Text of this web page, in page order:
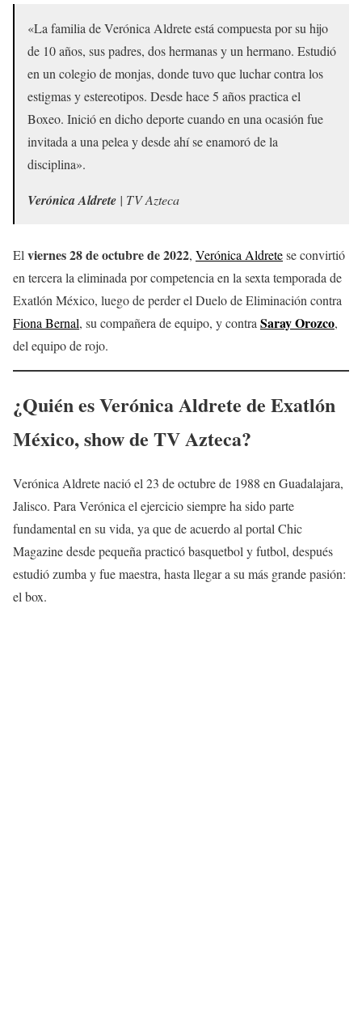
«La familia de Verónica Aldrete está compuesta por su hijo
de 10 años, sus padres, dos hermanas y un hermano. Estudió
en un colegio de monjas, donde tuvo que luchar contra los
estigmas y estereotipos. Desde hace 5 años practica el
Boxeo. Inició en dicho deporte cuando en una ocasión fue
invitada a una pelea y desde ahí se enamoró de la
disciplina».
Verónica Aldrete | TV Azteca
El viernes28de octubrede 2022, Verónica Aldretese convirtió
en tercera la eliminada por competencia en la sexta temporada de
Exatlón México, luego de perder el Duelo de Eliminación contra
Fiona Bernal, su compañera de equipo, y contra Saray Orozco,
del equipo de rojo.
¿Quién esVerónica Aldrete de Exatlón
México, show de TV Azteca?
Verónica Aldrete nació el 23 de octubre de 1988 en Guadalajara,
Jalisco. Para Verónica el ejercicio siempre ha sido parte
fundamental en su vida, ya que de acuerdo al portal Chic
Magazine desde pequeña practicó basquetbol y futbol, después
estudió zumba y fue maestra, hasta llegar a su más grande pasión:
el box.